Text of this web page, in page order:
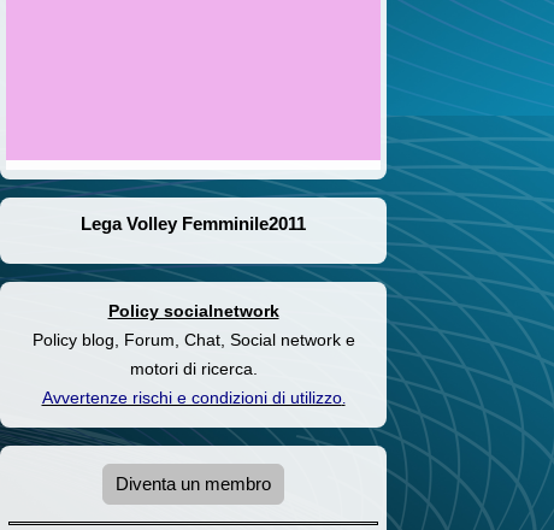
Lega Volley Femminile2011
Policy socialnetwork
Policy blog, Forum, Chat, Social network e
motori di ricerca.
Avvertenze rischi e condizioni di utilizzo.
Diventa un membro